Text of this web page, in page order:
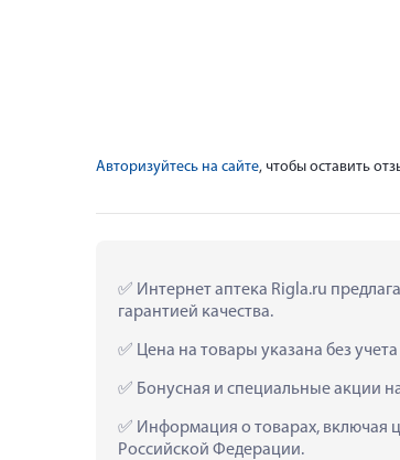
Авторизуйтесь на сайте, чтобы оставить
Интернет аптека Rigla.ru
гарантией качества.
Цена на товары указана без
Бонусная и специальные акции
Информация о товарах, включая
Российской Федерации.